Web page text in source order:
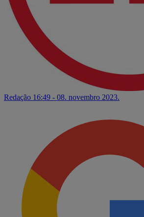
Redação 16:49 - 08. novembro 2023.